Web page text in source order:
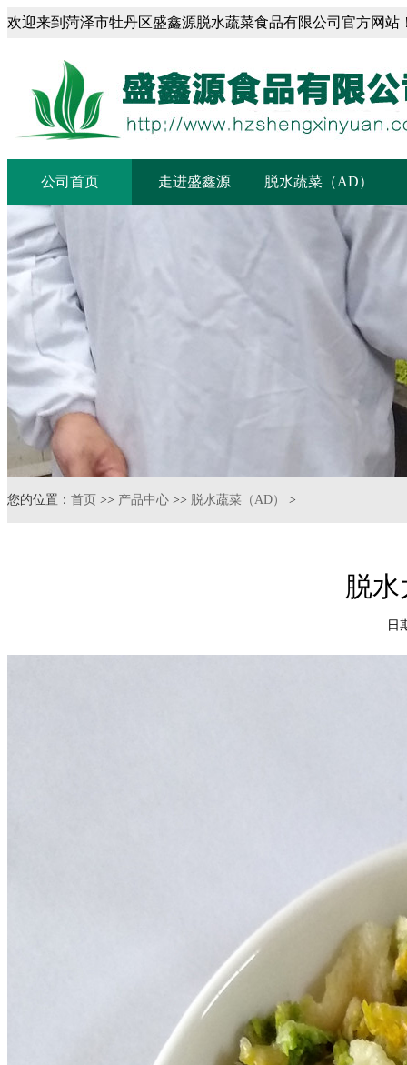
欢迎来到菏泽市牡丹区盛鑫源脱水蔬菜食品有限公司官方网站
菏泽市盛鑫源脱水蔬菜食品有限公司
公司首页 走进盛鑫源 脱水蔬菜（AD）
您的位置： 首页 >> 产品中心 >> 脱水蔬菜（AD） >
脱水
日